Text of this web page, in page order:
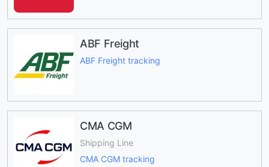
ABF Freight
ABF Freight tracking
CMA CGM
Shipping Line
CMA CGM tracking